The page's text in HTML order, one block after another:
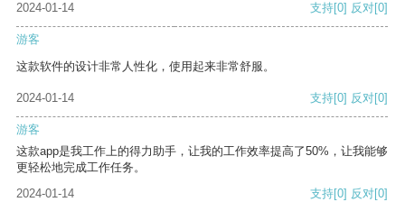
2024-01-14
支持[0] 反对[0]
游客
这款软件的设计非常人性化，使用起来非常舒服。
2024-01-14 支持[0] 反对[0]
游客
这款app是我工作上的得力助手，让我的工作效率提高了50%，让我能够
更轻松地完成工作任务。
2024-01-14
支持[0] 反对[0]